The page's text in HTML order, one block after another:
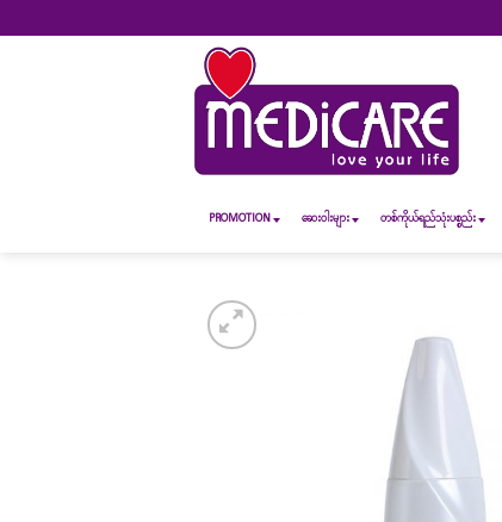
to
PROMOTION ဆေး၀ါးများ တစ်ကိုယ်ရည်သုံးပစ္စည်း